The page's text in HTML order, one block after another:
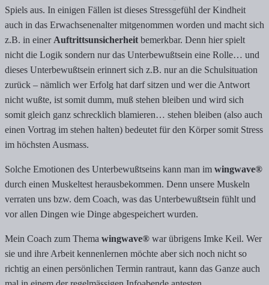
Spiels aus. In einigen Fällen ist dieses Stressgefühl der Kindheit
auch in das Erwachsenenalter mitgenommen worden und macht sich
z.B. in einer Auftrittsunsicherheit bemerkbar. Denn hier spielt
nicht die Logik sondern nur das Unterbewußtsein eine Rolle… und
dieses Unterbewußtsein erinnert sich z.B. nur an die Schulsituation
zurück – nämlich wer Erfolg hat darf sitzen und wer die Antwort
nicht wußte, ist somit dumm, muß stehen bleiben und wird sich
somit gleich ganz schrecklich blamieren… stehen bleiben (also auch
einen Vortrag im stehen halten) bedeutet für den Körper somit Stress
im höchsten Ausmass.
Solche Emotionen des Unterbewußtseins kann man im wingwave®
durch einen Muskeltest herausbekommen. Denn unsere Muskeln
verraten uns bzw. dem Coach, was das Unterbewußtsein fühlt und
vor allen Dingen wie Dinge abgespeichert wurden.
Mein Coach zum Thema wingwave® war übrigens Imke Keil. Wer
sie und ihre Arbeit kennenlernen möchte aber sich noch nicht so
richtig an einen persönlichen Termin rantraut, kann das Ganze auch